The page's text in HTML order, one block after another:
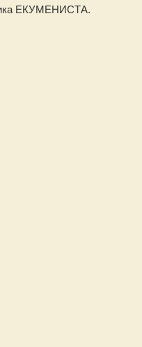
ЕКУМЕНИСТА.